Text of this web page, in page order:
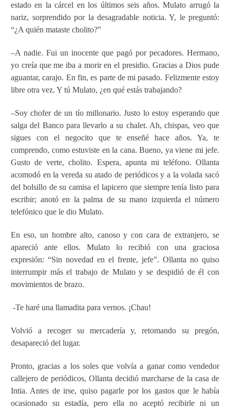
estado en la cárcel en los últimos seis años.Mulato arrugó la
nariz, sorprendido por la desagradable noticia. Y, le preguntó:
“¿A quién mataste cholito?”
–A nadie. Fui un inocente que pagó por pecadores. Hermano,
yo creía que me iba a morir en el presidio. Gracias a Dios pude
aguantar, carajo. En fin, es parte de mi pasado. Felizmente estoy
libre otra vez. Y tú Mulato, ¿en qué estás trabajando?
–Soy chofer de un tío millonario. Justo lo estoy esperando que
salga del Banco para llevarlo a su chalet. Ah, chispas, veo que
sigues con el negocito que te enseñé hace años. Ya, te
comprendo, como estuviste en la cana. Bueno, ya viene mi jefe.
Gusto de verte, cholito. Espera, apunta mi teléfono. Ollanta
acomodó en la vereda su atado de periódicos y a la volada sacó
del bolsillo de su camisa el lapicero que siempre tenía listo para
escribir; anotó en la palma de su mano izquierda el número
telefónico que le dio Mulato.
En eso, un hombre alto, canoso y con cara de extranjero, se
apareció ante ellos. Mulato lo recibió con una graciosa
expresión: “Sin novedad en el frente, jefe”. Ollanta no quiso
interrumpir más el trabajo de Mulato y se despidió de él con
movimientos de brazo.
-Te haré una llamadita para vernos. ¡Chau!
Volvió a recoger su mercadería y, retomando su pregón,
desapareció del lugar.
Pronto, gracias a los soles que volvía a ganar como vendedor
callejero de periódicos, Ollanta decidió marcharse de la casa de
Intia. Antes de irse, quiso pagarle por los gastos que le había
ocasionado su estadía, pero ella no aceptó recibirle ni un